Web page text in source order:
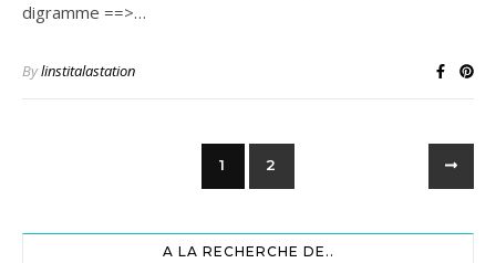
digramme ==>…
Bylinstitalastation
1 2
A LA RECHERCHE DE..